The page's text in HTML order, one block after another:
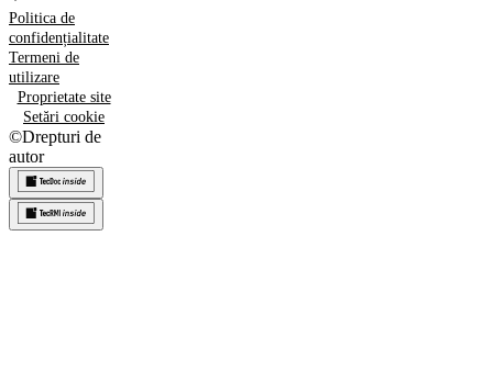
Politica de
confidențialitate
Termeni de
utilizare
Proprietate site
Setări cookie
©Drepturi de
autor